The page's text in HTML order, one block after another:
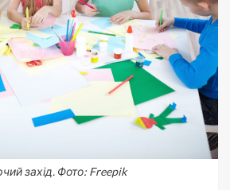
захід. Фото: Freepik